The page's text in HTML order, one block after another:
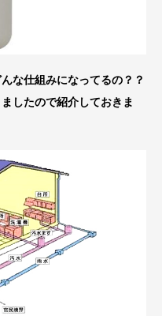
な仕組みになってるの？？
したので紹介しておきま